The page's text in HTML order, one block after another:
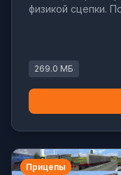
физикой сцепки.
269.0 МБ
Прицепы